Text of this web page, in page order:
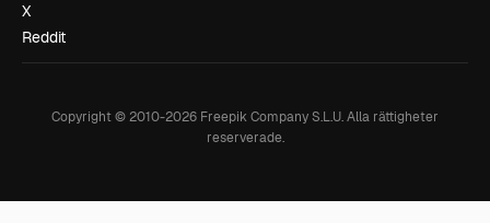
X
Reddit
Copyright © 2010-2026 Freepik Company S.L.U.Alla rättigheter
reserverade.